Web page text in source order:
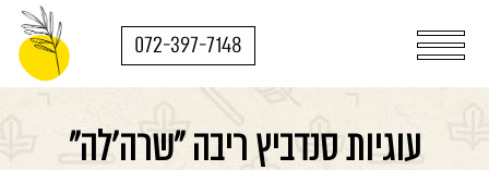
072-397-7148
עוגיות סנדביץ ריבה "שרה'לה"